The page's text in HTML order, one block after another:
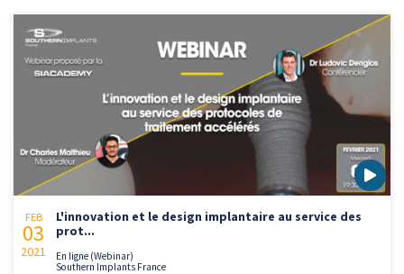
FEB
03
2021
L'innovation et le design implantaire au service des
prot...
En ligne (Webinar)
Southern Implants France